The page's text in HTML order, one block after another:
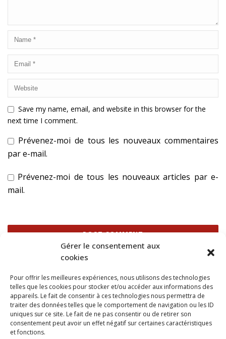
Gérer le consentement aux
cookies
Pour offrir les meilleures expériences, nous utilisons des technologies
telles que les cookies pour stocker et/ou accéder aux informations des
appareils. Le fait de consentir à ces technologies nous permettra de
traiter des données telles que le comportement de navigation ou les ID
uniques sur ce site. Le fait de ne pas consentir ou de retirer son
consentement peut avoir un effet négatif sur certaines caractéristiques
et fonctions.
Save my name, email, and website in this browser for the
next time I comment.
Prévenez-moi de tous les nouveaux commentaires
par e-mail.
Prévenez-moi de tous les nouveaux articles par e-
mail.
savoir plus sur la façon dont les données de vos
commentaires sont traitées.